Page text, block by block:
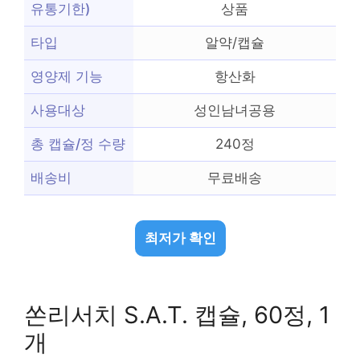
유통기한)
상품
타입 알약/캡슐
영양제 기능 항산화
사용대상 성인남녀공용
총 캡슐/정 수량 240정
배송비 무료배송
최저가 확인
쏜리서치 S.A.T. 캡슐, 60정, 1
개